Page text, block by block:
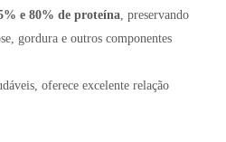
e 80% de proteína, preservando
gordura e outros componentes
oferece excelente relação